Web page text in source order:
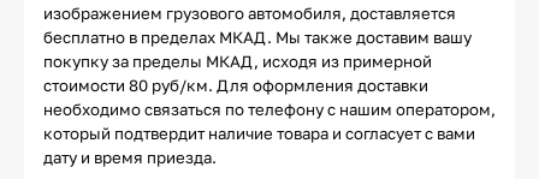
изображением грузового автомобиля, доставляется
бесплатно в пределах МКАД. Мы также доставим вашу
покупку за пределы МКАД, исходя из примерной
стоимости 80 руб/км. Для оформления доставки
необходимо связаться по телефону с нашим оператором,
который подтвердит наличие товара и согласует с вами
дату и время приезда.